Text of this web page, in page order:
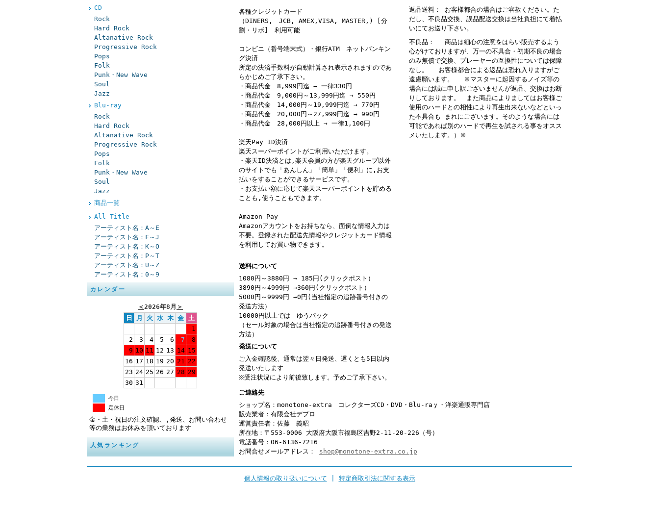
CD
Rock
Hard Rock
Altanative Rock
Progressive Rock
Pops
Folk
Punk・New Wave
Soul
Jazz
Blu-ray
Rock
Hard Rock
Altanative Rock
Progressive Rock
Pops
Folk
Punk・New Wave
Soul
Jazz
商品一覧
All Title
アーティスト名：A～E
アーティスト名：F～J
アーティスト名：K～O
アーティスト名：P～T
アーティスト名：U～Z
アーティスト名：0～9
カレンダー
＜2026年8月 ＞
日
月 火 水 木 金 土
1
2
3 4 5 6 7
8
9 10 11 12 13 14 15
16 17 18 19 20 21 22
23 24 25 26 27 28 29
30 31
今日
定休日
金・土・祝日の注文確認、,発送、お問い合わせ
等の業務はお休みを頂いております
人気ランキング
各種クレジットカード
（DINERS, JCB, AMEX,VISA, MASTER,) [分
割・リボ] 利用可能
コンビニ（番号端末式）・銀行ATM ネットバンキン
グ決済
所定の決済手数料が自動計算され表示されますのであ
らかじめご了承下さい。
・商品代金 8,999円迄 → 一律330円
・商品代金 9,000円～13,999円迄 → 550円
・商品代金 14,000円～19,999円迄 → 770円
・商品代金 20,000円～27,999円迄 → 990円
・商品代金 28,000円以上 → 一律1,100円
楽天Pay ID決済
楽天スーパーポイントがご利用いただけます。
・楽天ID決済とは,楽天会員の方が楽天グループ以外
のサイトでも「あんしん」「簡単」「便利」に,お支
払いをすることができるサービスです。
・お支払い額に応じて楽天スーパーポイントを貯める
ことも,使うこともできます。
Amazon Pay
Amazonアカウントをお持ちなら、面倒な情報入力は
不要。登録された配送先情報やクレジットカード情報
を利用してお買い物できます。
送料について
1080円～3880円 → 185円(クリックポスト）
3890円～4999円 →360円(クリックポスト）
5000円～9999円 →0円(当社指定の追跡番号付きの
発送方法）
10000円以上では ゆうパック
（セール対象の場合は当社指定の追跡番号付きの発送
方法）
発送について
ご入金確認後、通常は翌々日発送、遅くとも5日以内
発送いたします
※受注状況により前後致します。予めご了承下さい。
返品送料： お客様都合の場合はご容赦ください。た
だし、不良品交換、誤品配送交換は当社負担にて着払
いにてお送り下さい。
不良品： 商品は細心の注意をはらい販売するよう
心がけておりますが、万一の不具合・初期不良の場合
のみ無償で交換、プレーヤーの互換性については保障
なし。 お客様都合による返品は恐れ入りますがご
遠慮願います。 ※マスターに起因するノイズ等の
場合には誠に申し訳ございませんが返品、交換はお断
りしております。 また商品によりましてはお客様ご
使用のハードとの相性により再生出来ないなどといっ
た不具合も まれにございます。そのような場合には
可能であれば別のハードで再生を試される事をオスス
メいたします。）※
ご連絡先
ショップ名：monotone-extra コレクターズCD・DVD・Blu-raｙ・洋楽通販専門店
販売業者：有限会社デプロ
運営責任者：佐藤 義昭
所在地：〒553-0006 大阪府大阪市福島区吉野2-11-20-226（号）
電話番号：06-6136-7216
お問合せメールアドレス： shop@monotone-extra.co.jp
個人情報の取り扱いについて 特定商取引法に関する表示